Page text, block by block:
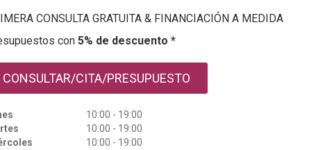
CONSULTA GRATUITA & FINANCIACIÓN A MEDIDA
con 5% de descuento *
CONSULTAR/CITA/PRESUPUESTO
10:00 - 19:00
10:00 - 19:00
10:00 - 19:00